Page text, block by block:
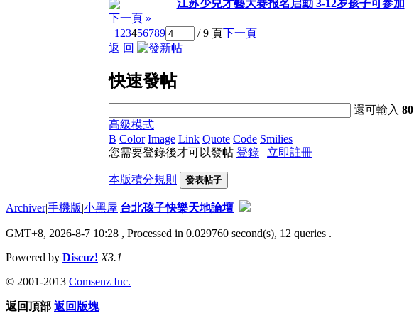
江苏少兒才藝大赛报名启動 3-12岁孩子可参加
下一頁 »
1 23456789 / 9 頁下一頁
返 回
快速發帖
還可輸入80
高級模式
B Color Image Link Quote Code Smilies
您需要登錄後才可以發帖 登錄 | 立即註冊
本版積分規則 發表帖子
Archiver|手機版|小黑屋|台北孩子快樂天地論壇
GMT+8, 2026-8-7 10:28 , Processed in 0.029760 second(s), 12 queries .
Powered by Discuz! X3.1
© 2001-2013 Comsenz Inc.
返回頂部 返回版塊